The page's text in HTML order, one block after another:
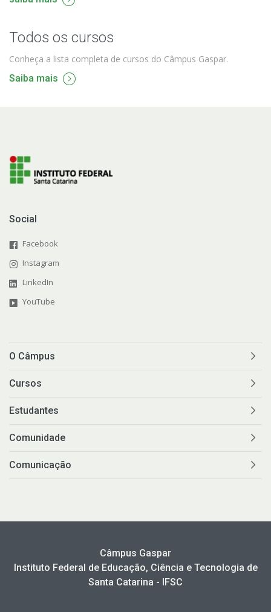
Todos os cursos
Conheça a lista completa de cursos do Câmpus Gaspar.
Saiba mais
Social
Facebook
Instagram
LinkedIn
YouTube
O Câmpus
Cursos
Estudantes
Comunidade
Comunicação
Câmpus Gaspar
Instituto Federal de Educação, Ciência e Tecnologia de
Santa Catarina - IFSC